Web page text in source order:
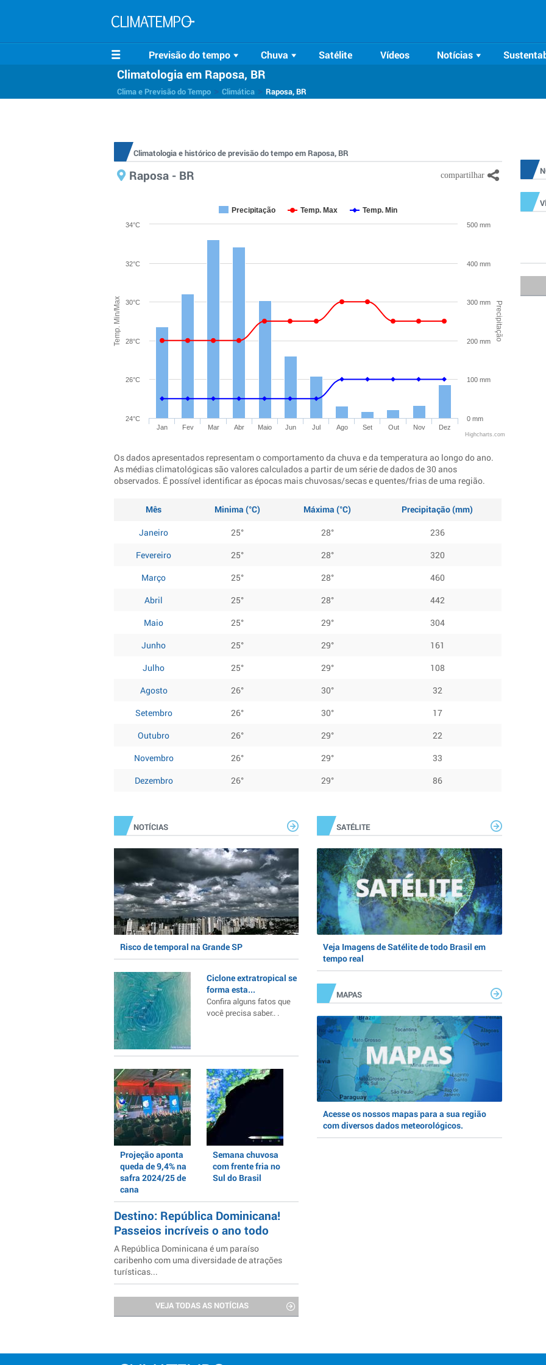
Previsão do tempo Chuva Satélite Vídeos Notícias
Climatologia em Raposa, BR
Clima e Previsão do Tempo Climática Raposa, BR
Climatologia e histórico de previsão do tempo em Raposa, BR
Raposa - BR
Temp. Min/Max Precipitação
Precipitação Temp. Max Temp. Min
Jan Fev Mar Abr Maio Jun Jul Ago Set Out Nov Dez
24°C
26°C
28°C
30°C
32°C
34°C
0 mm
100 mm
200 mm
300 mm
400 mm
500 mm
Highcharts.com
Os dados apresentados representam o comportamento da chuva e da temperatura ao longo do ano.
As médias climatológicas são valores calculados a partir de um série de dados de 30 anos
observados. É possível identificar as épocas mais chuvosas/secas e quentes/frias de uma região.
Mês Minima (°C) Máxima (°C)
Precipitação (mm)
Janeiro
25° 28°
236
Fevereiro
25° 28°
320
Março
25° 28°
460
Abril
25° 28°
442
Maio
25° 29°
304
Junho
25° 29°
161
Julho
25° 29°
108
Agosto
26° 30°
32
Setembro
26° 30°
17
Outubro
26° 29°
22
Novembro
26° 29°
33
Dezembro
26° 29° 86
NOTÍCIAS
Risco de temporal na Grande SP
Ciclone extratropical se
forma esta...
Confira alguns fatos que
você precisa saber.. .
Projeção aponta
queda de 9,4% na
safra 2024/25 de
cana
Semana chuvosa
com frente fria no
Sul do Brasil
Destino: República Dominicana!
Passeios incríveis o ano todo
A República Dominicana é um paraíso
caribenho com uma diversidade de atrações
turísticas...
VEJA TODAS AS NOTÍCIAS
SATÉLITE
Veja Imagens de Satélite de todo Brasil em
tempo real
MAPAS
Acesse os nossos mapas para a sua região
com diversos dados meteorológicos.